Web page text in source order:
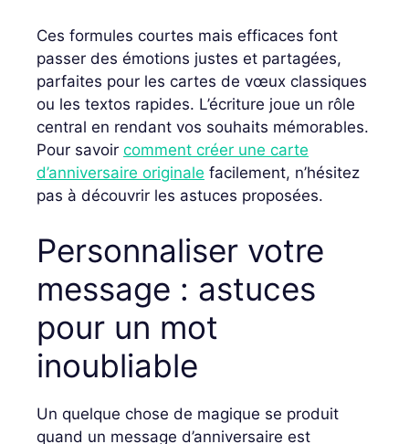
Ces formules courtes mais efficaces font
passer des émotions justes et partagées,
parfaites pour les cartes de vœux classiques
ou les textos rapides. L’écriture joue un rôle
central en rendant vos souhaits mémorables.
Pour savoir comment créer une carte
d’anniversaire originale facilement, n’hésitez
pas à découvrir les astuces proposées.
Personnaliser votre
message : astuces
pour un mot
inoubliable
Un quelque chose de magique se produit
quand un message d’anniversaire est